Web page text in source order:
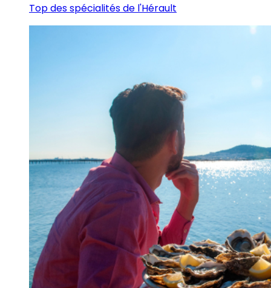
Top des spécialités de l'Hérault